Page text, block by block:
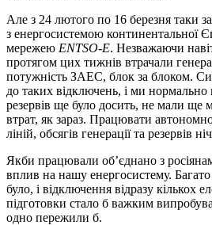
Але з 24 лютого по 16 березня таки
з енергосистемою континентальної
мережею ENTSO-E. Незважаючи
протягом цих тижнів втрачали
потужність ЗАЕС, блок за блоком.
до таких відключень, і ми нормально
резервів ще було досить, не мали ще
втрат, як зараз. Працювати автономно
ліній, обсягів генерації та резервів
Якби працювали об’єднано з
вплив на нашу енергосистему. Багато
було, і відключення відразу кількох
підготовки стало б важким
одно пережили б.